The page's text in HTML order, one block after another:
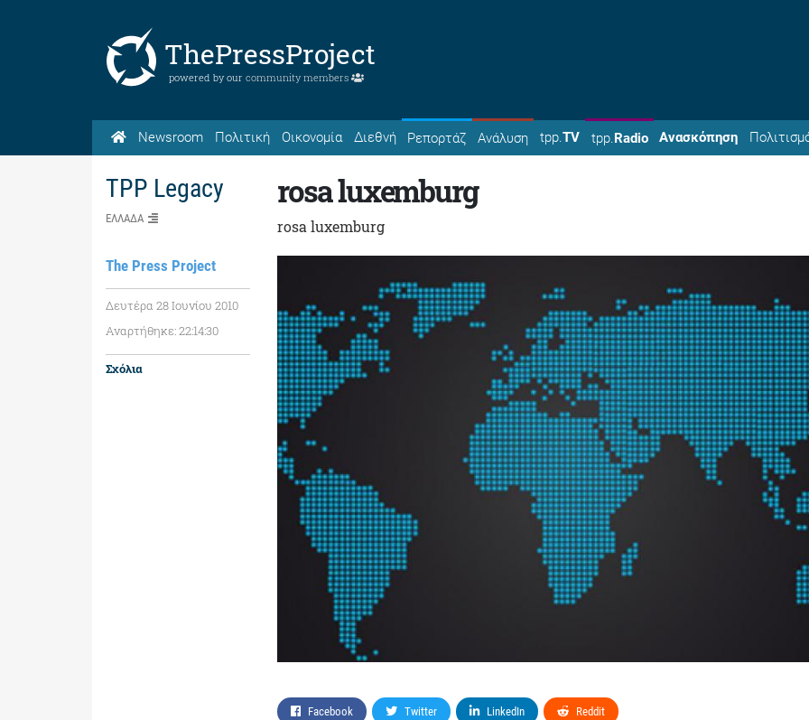
ThePressProject
powered by our community members
Newsroom Πολιτική Οικονομία Διεθνή Ρεπορτάζ Ανάλυση tpp.TV tpp.Radio Ανασκόπηση
TPP Legacy
ΕΛΛΑΔΑ
The Press Project
Δευτέρα 28 Ιουνίου 2010
Αναρτήθηκε: 22:14:30
Σχόλια
rosa luxemburg
rosa luxemburg
Facebook Twitter LinkedIn Reddit